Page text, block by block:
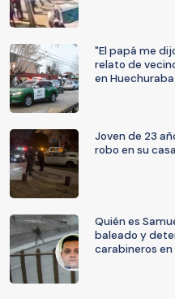
"El papá me
relato de
en Huechuraba
Joven de 23
robo en su
Quién es
baleado y
carabineros